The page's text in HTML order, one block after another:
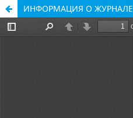
ИНФОРМАЦИЯ О ЖУРНАЛЕ